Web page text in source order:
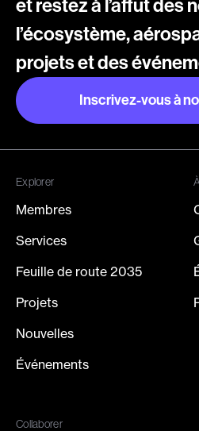
et restez à l’affût des
l’écosystème,
projets et des
Inscrivez-vous à
Inscrivez-vous à
Explorer
Membres
Services
Feuille de route 2035
Projets
Nouvelles
Événements
Collaborer